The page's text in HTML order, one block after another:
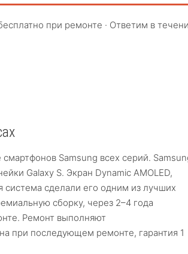
при ремонте · Ответим в
Samsung всех серий.
Galaxy S. Экран Dynamic AMOLED,
сделали его одним из лучших
сборку, через 2–4 года
Ремонт выполняют
при последующем ремонте, гарантия 1